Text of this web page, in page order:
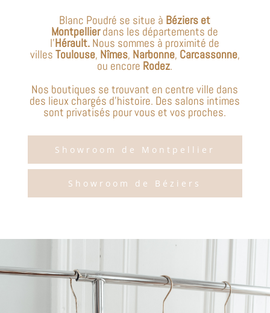
Blanc Poudré se situe à Béziers et
Montpellierdans les départements de
l’Hérault. Nous sommes à proximité de
villes Toulouse, Nîmes, Narbonne, Carcassonne,
ou encore Rodez.
Nos boutiques se trouvant en centre ville dans
des lieux chargés d’histoire. Des salons intimes
sont privatisés pour vous et vos proches.
Showroom de Montpellier
Showroom de Béziers